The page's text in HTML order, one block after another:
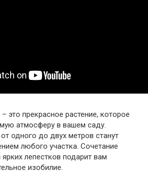
это прекрасное растение, которое
атмосферу в вашем саду.
одного до двух метров станут
любого участка. Сочетание
лепестков подарит вам
изобилие.